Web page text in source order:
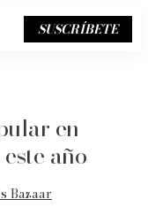
SUSCRÍBETE
en
año
Bazaar